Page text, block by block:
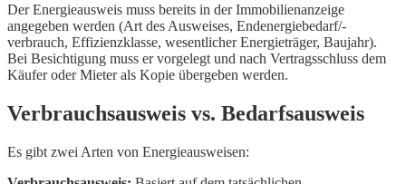
Der Energieausweis muss bereits in der Immobilienanzeige
angegeben werden (Art des Ausweises, Endenergiebedarf/-
verbrauch, Effizienzklasse, wesentlicher Energieträger, Baujahr).
Bei Besichtigung muss er vorgelegt und nach Vertragsschluss dem
Käufer oder Mieter als Kopie übergeben werden.
Verbrauchsausweis vs. Bedarfsausweis
Es gibt zwei Arten von Energieausweisen: